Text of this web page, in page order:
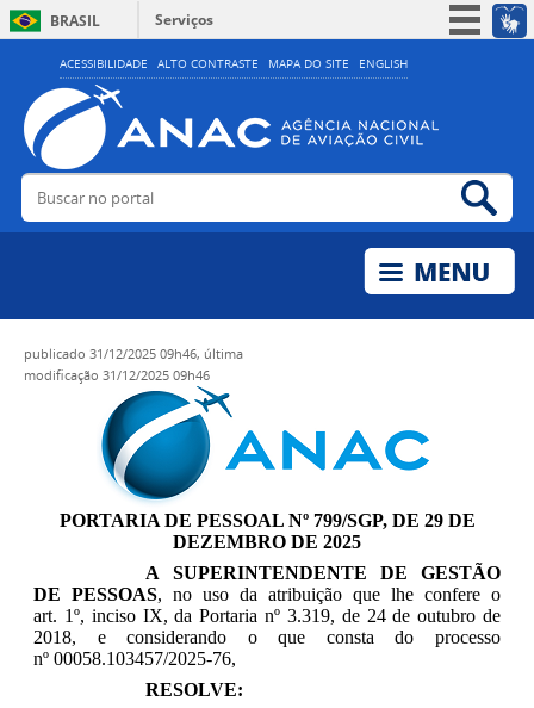
ACESSIBILIDADE ALTO CONTRASTE MAPA DO SITE ENGLISH
BRASIL
Serviços
Simplifique!
Acesso à informação
Legislação
Buscar no portal
publicado 31/12/2025 09h46, última
modificação 31/12/2025 09h46
PORTARIA DE PESSOAL Nº 799/SGP, DE 29 DE
DEZEMBRO DE 2025
A SUPERINTENDENTE DE GESTÃO
DE PESSOAS, no uso da atribuição que lhe confere o
art. 1º, inciso IX, da Portaria nº 3.319, de 24 de outubro de
2018, e considerando o que consta do processo
nº 00058.103457/2025-76,
RESOLVE: